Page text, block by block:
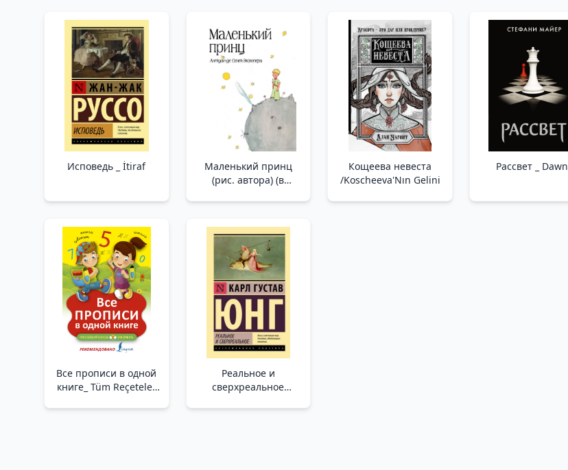
Исповедь _ İtiraf
Маленький принц
(рис. автора) (в
Кощеева невеста
/Koscheeva'Nın Gelini
Рассвет _ Dawn
Все прописи в одной
книге_ Tüm Reçeteler
Реальное и
сверхреальное